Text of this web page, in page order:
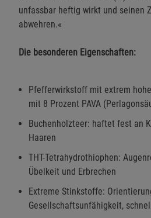
unfassbar heftig wirkt und seinen
abwehren.«
Die besonderen Eigenschaften:
Pfefferwirkstoff mit extrem
mit 8 Prozent PAVA
Buchenholzteer: haftet fest an
Haaren
THT-Tetrahydrothiophen:
Übelkeit und Erbrechen
Extreme Stinkstoffe:
Gesellschaftsunfähigkeit,